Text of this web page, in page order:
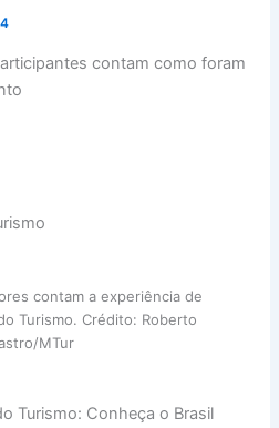
contam como foram
contam a experiência de
Turismo. Crédito: Roberto
MTur
Turismo: Conheça o Brasil